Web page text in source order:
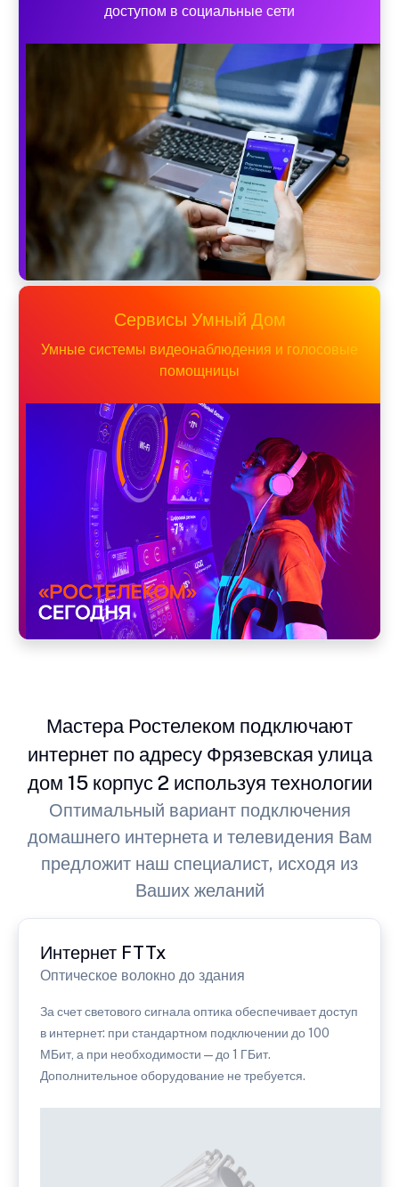
доступом в социальные сети
Сервисы Умный Дом
Умные системы видеонаблюдения и голосовые
помощницы
Мастера Ростелеком подключают
интернет по адресу Фрязевская улица
дом 15 корпус 2 используя технологии
Оптимальный вариант подключения
домашнего интернета и телевидения Вам
предложит наш специалист, исходя из
Ваших желаний
Интернет FTTx
Оптическое волокно до здания
За счет светового сигнала оптика обеспечивает доступ
в интернет: при стандартном подключении до 100
МБит, а при необходимости — до 1 ГБит.
Дополнительное оборудование не требуется.